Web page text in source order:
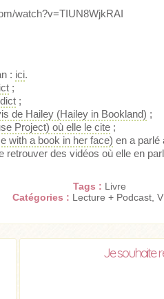
watch?v=TIUN8WjkRAI
: ici.
;
;
de Hailey (Hailey in Bookland) ;
Project) où elle le cite ;
with a book in her face) en a parlé
des vidéos où elle en
Tags : Livre
Catégories : Lecture + Podcast ,
Je souhaite